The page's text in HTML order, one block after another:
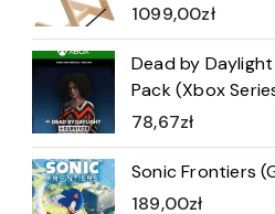
1099,00zł
Dead by
Pack (Xbox
78,67zł
Sonic Frontiers
189,00zł